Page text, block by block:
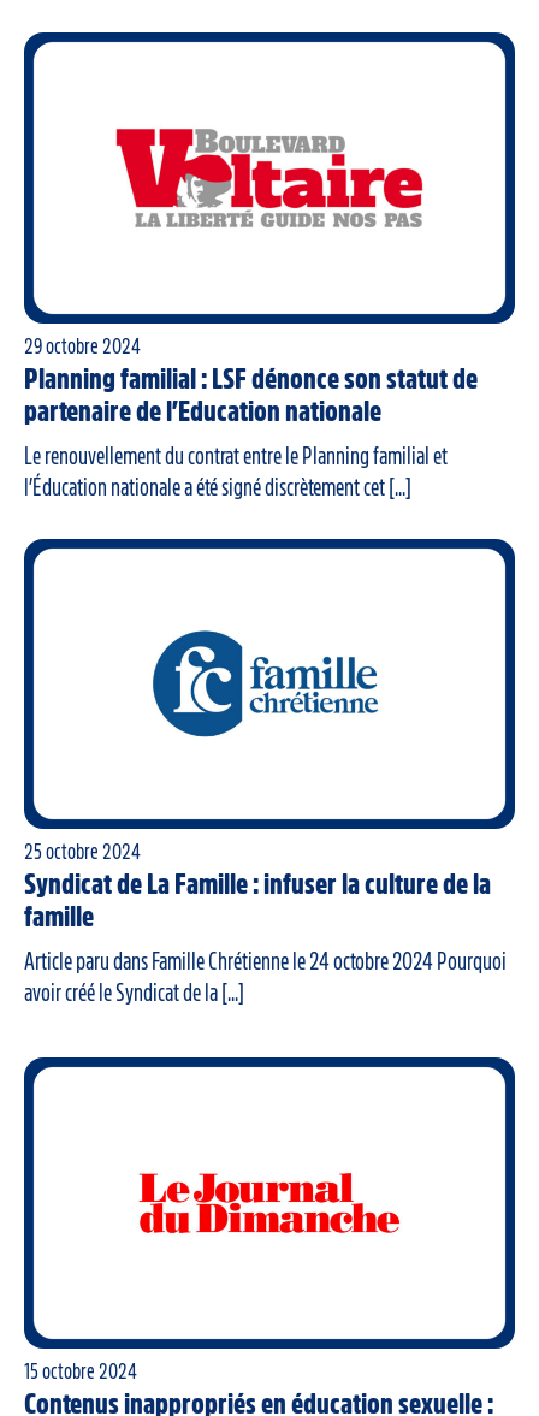
29 octobre 2024
Planning familial : LSF dénonce son statut de
partenaire de l’Education nationale
Le renouvellement du contrat entre le Planning familial et
l’Éducation nationale a été signé discrètement cet [...]
25 octobre 2024
Syndicat de La Famille : infuser la culture de la
famille
Article paru dans Famille Chrétienne le 24 octobre 2024 Pourquoi
avoir créé le Syndicat de la [...]
15 octobre 2024
Contenus inappropriés en éducation sexuelle :